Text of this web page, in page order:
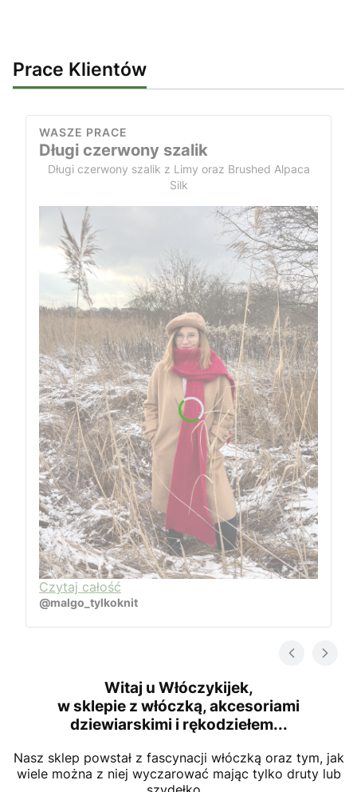
Prace Klientów
WASZE PRACE
Długi czerwony szalik
Długi czerwony szalik z Limy oraz Brushed Alpaca
Silk
Czytaj całość
@malgo_tylkoknit
Witaj u Włóczykijek,
w sklepie z włóczką, akcesoriami
dziewiarskimi i rękodziełem...
Nasz sklep powstał z fascynacji włóczką oraz tym, jak
wiele można z niej wyczarować mając tylko druty lub